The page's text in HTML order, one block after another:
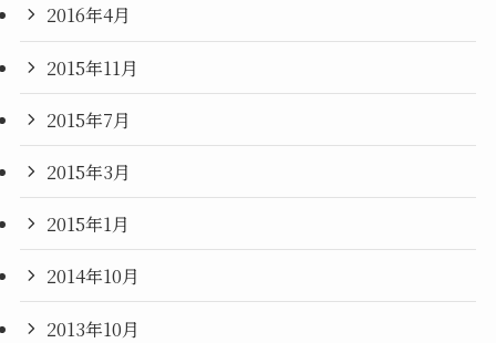
2016年4月
2015年11月
2015年7月
2015年3月
2015年1月
2014年10月
2013年10月